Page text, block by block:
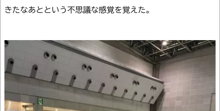
きたなあとという不思議な感覚を覚えた。